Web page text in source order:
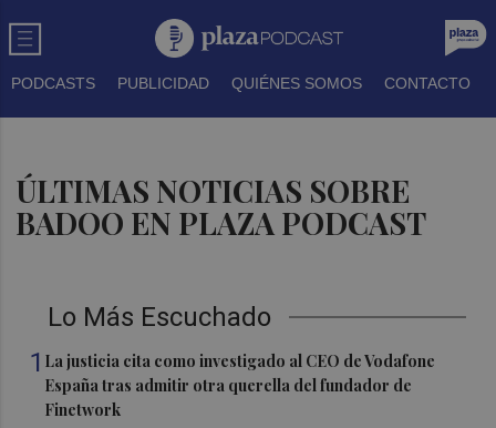
PODCASTS PUBLICIDAD QUIÉNES SOMOS CONTACTO
ÚLTIMAS NOTICIAS SOBRE
BADOO EN PLAZA PODCAST
Lo Más Escuchado
1 La justicia cita como investigado al CEO de Vodafone
España tras admitir otra querella del fundador de
Finetwork